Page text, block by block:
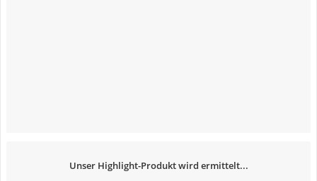
Unser Highlight-Produkt wird ermittelt...